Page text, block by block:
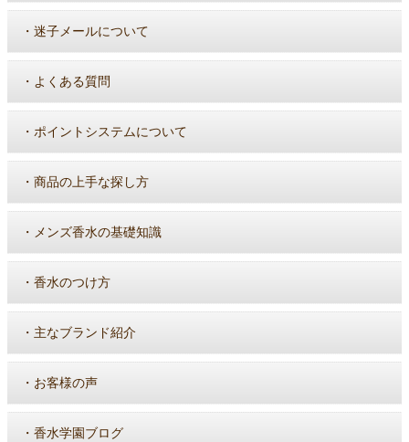
・ 迷子メールについて
・ よくある質問
・ ポイントシステムについて
・ 商品の上手な探し方
・ メンズ香水の基礎知識
・ 香水のつけ方
・ 主なブランド紹介
・ お客様の声
・ 香水学園ブログ